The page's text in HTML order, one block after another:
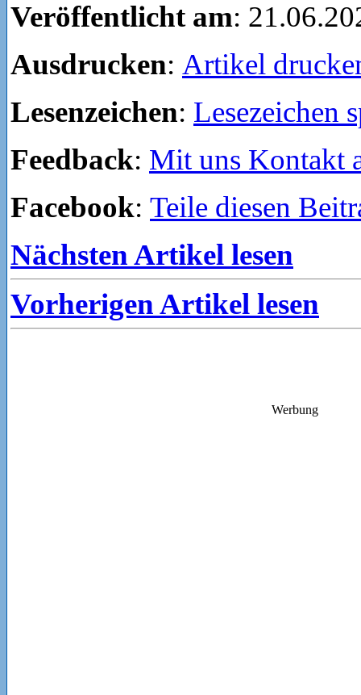
Veröffentlicht am:
Ausdrucken: Artikel
Lesenzeichen: Lesezeichen
Feedback: Mit uns Kontakt
Facebook: Teile diesen
Nächsten Artikel lesen
Vorherigen Artikel lesen
Werbung